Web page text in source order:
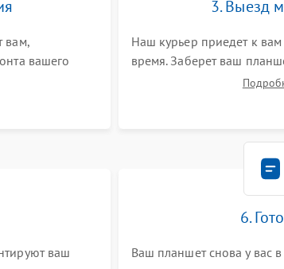
вам,
вашего
ваши вопросы.
3. Выезд
Наш курьер приедет к
время. Заберет ваш
склад для диагностики.
ваш
6.
Ваш планшет снова у вас